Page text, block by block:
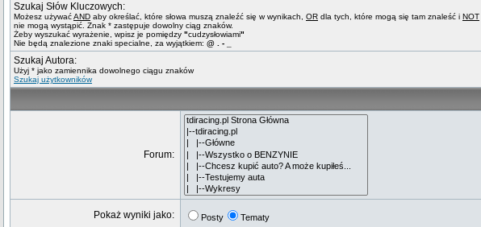
Szukaj Słów Kluczowych:
Możesz używaćAND aby określać, które słowa muszą znaleźć się w wynikach, OR dla tych, które mogą się tam znaleść i NOT
nie mogą wystąpić. Znak * zastępuje dowolny ciąg znaków.
Żeby wyszukać wyrażenie, wpisz je pomiędzy "cudzysłowiami"
Nie będą znalezione znaki specialne, za wyjątkiem: @ . - _
Szukaj Autora:
Użyj * jako zamiennika dowolnego ciągu znaków
Szukaj użytkowników
Forum:
Pokaż wyniki jako: Posty Tematy